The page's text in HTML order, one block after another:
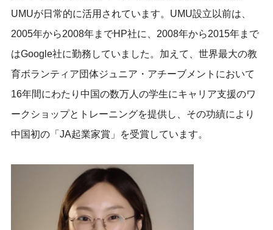
UMUが日常的に活用されています。UMU設立以前は、
2005年から2008年までHP社に、2008年から2015年まで
はGoogle社に勤務していました。加えて、世界最大の教
育ボランティア団体ジュニア・アチーブメントにおいて
16年間にわたり中国の数万人の学生にキャリア支援のワ
ークショップとトレーニングを提供し、その功績により
中国初の「JA起業家賞」を受賞しています。